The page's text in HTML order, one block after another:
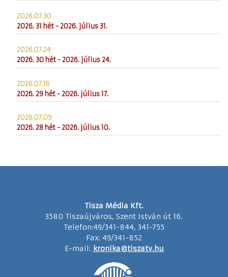
2026.07.30
2026. 31 hét - 2026. július 31.
2026.07.24
2026. 30 hét - 2026. július 24.
2026.07.16
2026. 29 hét - 2026. július 17.
2026.07.09
2026. 28 hét - 2026. július 10.
Tisza Média Kft.
3580 Tiszaújváros, Szent István út 16.
Telefon:49/341-844, 341-755
Fax: 49/341-852
E-mail: kronika@tiszatv.hu